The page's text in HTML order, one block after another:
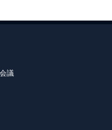
議